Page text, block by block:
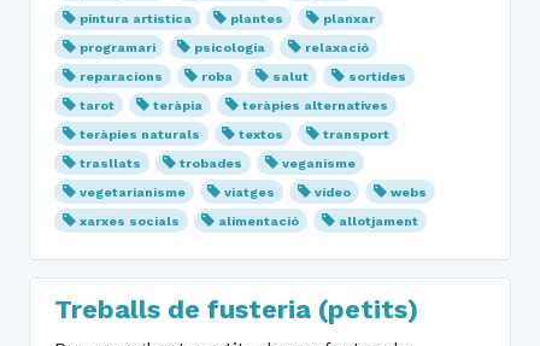
pintura artística
plantes
planxar
programari
psicologia
relaxació
reparacions
roba salut
sortides
tarot
teràpia
teràpies alternatives
teràpies naturals
textos
transport
trasllats
trobades
veganisme
vegetarianisme
viatges vídeo
webs
xarxes socials
alimentació allotjament
Treballs de fusteria (petits)